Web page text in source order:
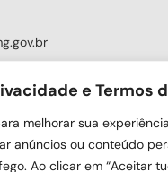
e Termos
melhorar sua
anúncios ou conteúdo
Ao clicar em “Aceitar